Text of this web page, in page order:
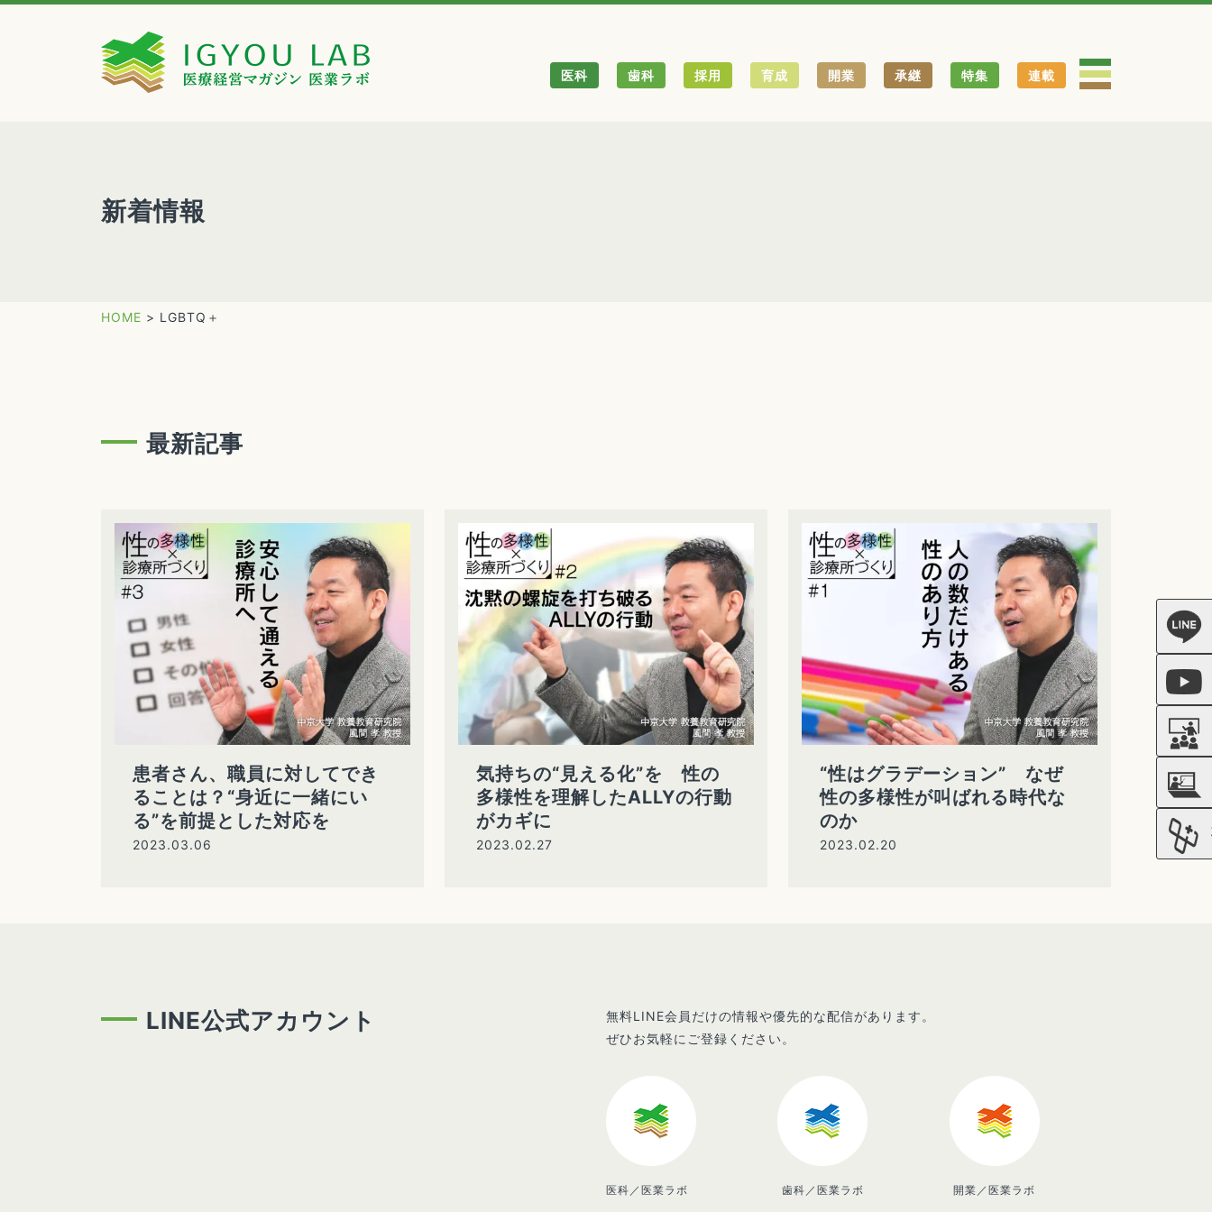
医科 歯科 採用 育成 開業 承継 特集 連載
新着情報
HOME > LGBTQ＋
最新記事
患者さん、職員に対してでき
ることは？“身近に一緒にい
る”を前提とした対応を
2023.03.06
気持ちの“見える化”を 性の
多様性を理解したALLYの行動
がカギに
2023.02.27
“性はグラデーション” なぜ
性の多様性が叫ばれる時代な
のか
2023.02.20
LINE公式アカウント
無料LINE会員だけの情報や優先的な配信があります。
ぜひお気軽にご登録ください。
医科／医業ラボ 歯科／医業ラボ 開業／医業ラボ